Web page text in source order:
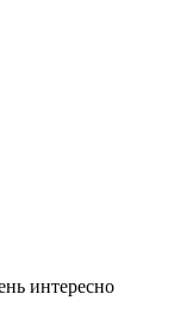
интересно